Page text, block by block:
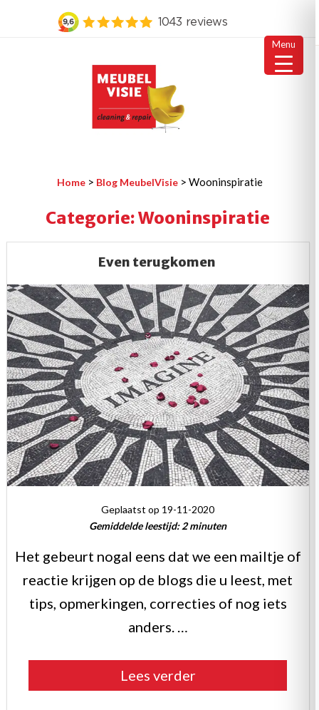
Home> Blog MeubelVisie> Wooninspiratie
Categorie:Wooninspiratie
Even terugkomen
Geplaatst op 19-11-2020
Gemiddelde leestijd: 2 minuten
Het gebeurt nogal eens dat we een mailtje of
reactie krijgen op de blogs die u leest, met
tips, opmerkingen, correcties of nog iets
anders. …
Lees verder“Even
Menu